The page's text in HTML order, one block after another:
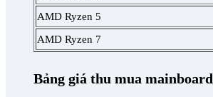
AMD Ryzen 5
AMD Ryzen 7
Bảng giá thu mua mainboard